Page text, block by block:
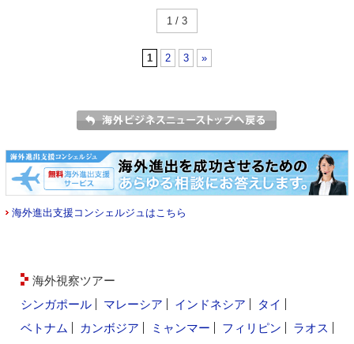
1 / 3
1 2 3 »
海外進出支援コンシェルジュはこちら
海外視察ツアー
シンガポール
マレーシア インドネシア
タイ
ベトナム
カンボジア ミャンマー フィリピン
ラオス